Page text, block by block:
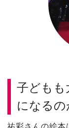
子どもも
になる